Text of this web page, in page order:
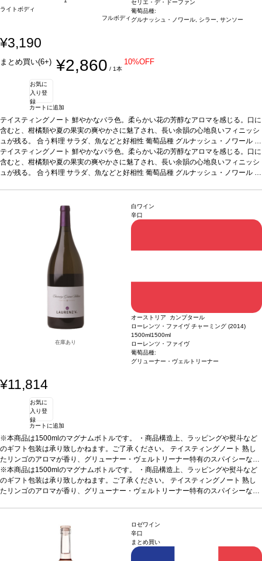
ライトボディ
フルボディ
セリエ・デ・ドーファン
葡萄品種:
グルナッシュ・ノワール, シラー, サンソー
¥3,190
まとめ買い(6+) ¥2,860 / 1本
10%OFF
お気に
入り登
録
カートに追加
テイスティングノート 鮮やかなバラ色。柔らかい花の芳醇なアロマを感じる。口に
含むと、柑橘類や夏の果実の爽やかさに魅了され、長い余韻の心地良いフィニッシ
ュが残る。 合う料理 サラダ、魚などと好相性 葡萄品種 グルナッシュ・ノワール 9
0%、シラー 5%、サンソー 5%認証HVE認証*本ヴィンテージが在庫切れの場合、
在庫があり価格が同様の場合は自動的に次のヴィンテージに変更されます、ご了承
ください。
テイスティングノート 鮮やかなバラ色。柔らかい花の芳醇なアロマを感じる。口に
含むと、柑橘類や夏の果実の爽やかさに魅了され、長い余韻の心地良いフィニッシ
ュが残る。 合う料理 サラダ、魚などと好相性 葡萄品種 グルナッシュ・ノワール 9
在庫あり
白ワイン
辛口
オーストリア カンプタール
ローレンツ・ファイヴ チャーミング (2014)
1500ml1500ml
ローレンツ・ファイヴ
葡萄品種:
グリューナー・ヴェルトリーナー
¥11,814
お気に
入り登
録
カートに追加
※本商品は1500mlのマグナムボトルです。 ・商品構造上、ラッピングや熨斗など
のギフト包装は承り致しかねます。ご了承ください。 テイスティングノート 熟し
たリンゴのアロマが香り、グリューナー・ヴェルトリーナー特有のスパイシーな芳
香が溶け、魅力的な果実のブーケを作り出す。柔らかく、ジューシーな味わいを、
上質な果物の酸味が支えている。非常に調和し、滑らかな口当たりは完璧な風味。
これはシンプルにチャーミングなワイン！葡萄品種グリューナー・ヴェルトリー
グリューナー・フェルトリーナ品種に力を注いでいる
※本商品は1500mlのマグナムボトルです。 ・商品構造上、ラッピングや熨斗など
のギフト包装は承り致しかねます。ご了承ください。 テイスティングノート 熟し
たリンゴのアロマが香り、グリューナー・ヴェルトリーナー特有のスパイシーな芳
これはシンプルにチャーミングなワイン！葡萄品種
名前の由来
ローレンツ・ファイヴはワインメーカーのローレンツ・モ
ザー家の5代目を意味する。ワインメーカー、ローレンツ・マリア・モザーV は、
グリューナー・フェルトリーナ品種に力を注いでいる
ロゼワイン
辛口
まとめ買い